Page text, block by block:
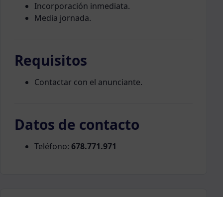
Incorporación inmediata.
Media jornada.
Requisitos
Contactar con el anunciante.
Datos de contacto
Teléfono: 678.771.971